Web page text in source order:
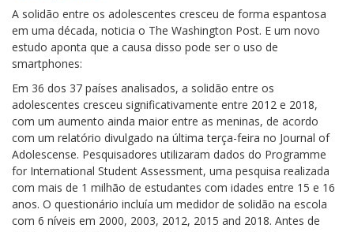
A solidão entre os adolescentes cresceu de forma espantosa
em uma década, noticia o The Washington Post. E um novo
estudo aponta que a causa disso pode ser o uso de
smartphones:
Em 36 dos 37 países analisados, a solidão entre os
adolescentes cresceu significativamente entre 2012 e 2018,
com um aumento ainda maior entre as meninas, de acordo
com um relatório divulgado na última terça-feira no Journal of
Adolescense. Pesquisadores utilizaram dados do Programme
for International Student Assessment, uma pesquisa realizada
com mais de 1 milhão de estudantes com idades entre 15 e 16
anos. O questionário incluía um medidor de solidão na escola
com 6 níveis em 2000, 2003, 2012, 2015 and 2018. Antes de